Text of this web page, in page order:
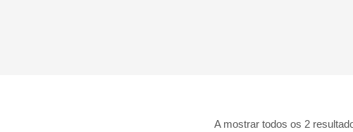
A mostrar todos os 2